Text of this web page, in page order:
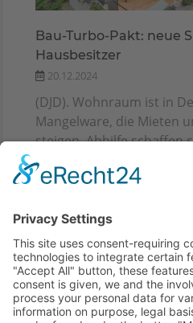
Bau-Turbo-Pakt: neue
Hausbesitzer
20.12.2024
(DJD). Wohnraum ist in
Mangelware, die Mieten
steigen. Abhilfe schaffen
der...